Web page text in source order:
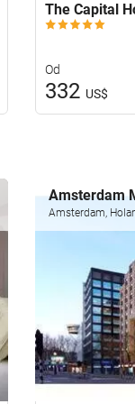
The Capital
Od
332 US$
Amsterdam
Amsterdam,